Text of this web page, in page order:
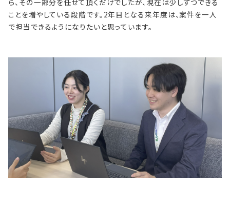
ら、その一部分を任せて頂くだけでしたが、現在は少しずつできる
ことを増やしている段階です。2年目となる来年度は、案件を一人
で担当できるようになりたいと思っています。